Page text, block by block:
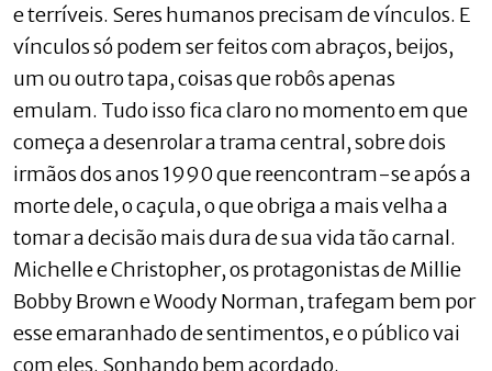
e terríveis. Seres humanos precisam de vínculos. E
vínculos só podem ser feitos com abraços, beijos,
um ou outro tapa, coisas que robôs apenas
emulam. Tudo isso fica claro no momento em que
começa a desenrolar a trama central, sobre dois
irmãos dos anos 1990 que reencontram-se após a
morte dele, o caçula, o que obriga a mais velha a
tomar a decisão mais dura de sua vida tão carnal.
Michelle e Christopher, os protagonistas de Millie
Bobby Brown e Woody Norman, trafegam bem por
esse emaranhado de sentimentos, e o público vai
com eles. Sonhando bem acordado.